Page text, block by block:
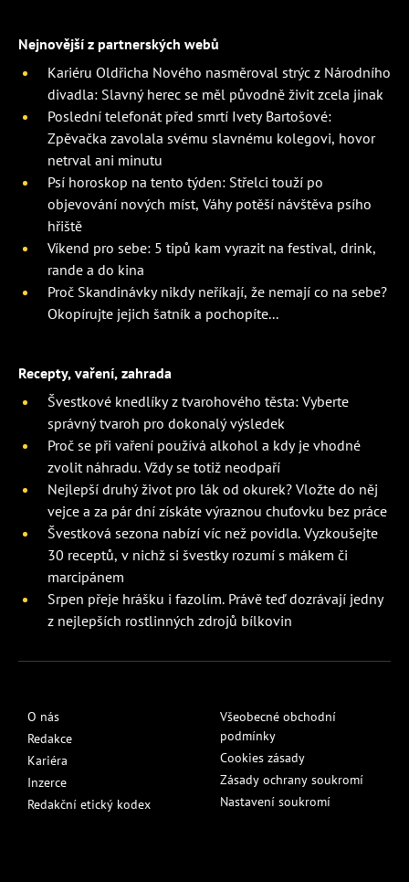
Nejnovější z partnerských webů
Kariéru Oldřicha Nového nasměroval strýc z Národního
divadla: Slavný herec se měl původně živit zcela jinak
Poslední telefonát před smrtí Ivety Bartošové:
Zpěvačka zavolala svému slavnému kolegovi, hovor
netrval ani minutu
Psí horoskop na tento týden: Střelci touží po
objevování nových míst, Váhy potěší návštěva psího
hřiště
Víkend pro sebe: 5 tipů kam vyrazit na festival, drink,
rande a do kina
Proč Skandinávky nikdy neříkají, že nemají co na sebe?
Okopírujte jejich šatník a pochopíte...
Recepty, vaření, zahrada
Švestkové knedlíky z tvarohového těsta: Vyberte
správný tvaroh pro dokonalý výsledek
Proč se při vaření používá alkohol a kdy je vhodné
zvolit náhradu. Vždy se totiž neodpaří
Nejlepší druhý život pro lák od okurek? Vložte do něj
vejce a za pár dní získáte výraznou chuťovku bez práce
Švestková sezona nabízí víc než povidla. Vyzkoušejte
30 receptů, v nichž si švestky rozumí s mákem či
marcipánem
Srpen přeje hrášku i fazolím. Právě teď dozrávají jedny
z nejlepších rostlinných zdrojů bílkovin
O nás
Redakce
Kariéra
Inzerce
Redakční etický kodex
Všeobecné obchodní
podmínky
Cookies zásady
Zásady ochrany soukromí
Nastavení soukromí